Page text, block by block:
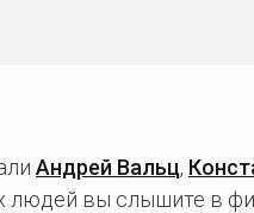
Андрей Вальц,
людей вы слышите в